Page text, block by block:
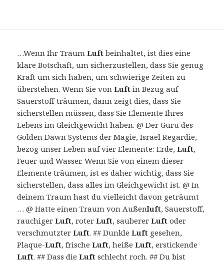
…Wenn Ihr TraumLuft beinhaltet, ist dies eine
klare Botschaft, um sicherzustellen, dass Sie genug
Kraft um sich haben, um schwierige Zeiten zu
überstehen. Wenn Sie vonLuft in Bezug auf
Sauerstoff träumen, dann zeigt dies, dass Sie
sicherstellen müssen, dass Sie Elemente Ihres
Lebens im Gleichgewicht haben. @ Der Guru des
Golden Dawn Systems der Magie, Israel Regardie,
bezog unser Leben auf vier Elemente: Erde,Luft,
Feuer und Wasser. Wenn Sie von einem dieser
Elemente träumen, ist es daher wichtig, dass Sie
sicherstellen, dass alles im Gleichgewicht ist. @ In
deinem Traum hast du vielleicht davon geträumt
… @ Hatte einen Traum von Außenluft, Sauerstoff,
rauchigerLuft, roterLuft, saubererLuft oder
verschmutzterLuft. ## DunkleLuft gesehen,
Plaque-Luft, frischeLuft, heißeLuft, erstickende
Luft. ## Dass dieLuft schlecht roch. ## Du bist